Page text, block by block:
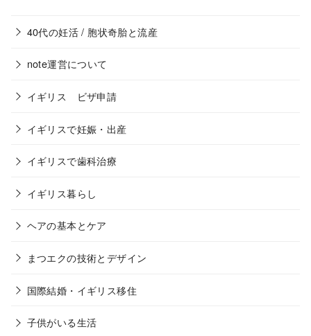
40代の妊活 / 胞状奇胎と流産
note運営について
イギリス ビザ申請
イギリスで妊娠・出産
イギリスで歯科治療
イギリス暮らし
ヘアの基本とケア
まつエクの技術とデザイン
国際結婚・イギリス移住
子供がいる生活